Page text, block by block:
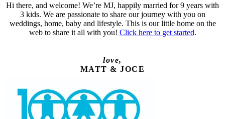
Hi there, and welcome! We’re MJ, happily married for 9 years with
3 kids. We are passionate to share our journey with you on
weddings, home, baby and lifestyle. This is our little home on the
web to share it all with you! Click here to get started.
love,
MATT & JOCE